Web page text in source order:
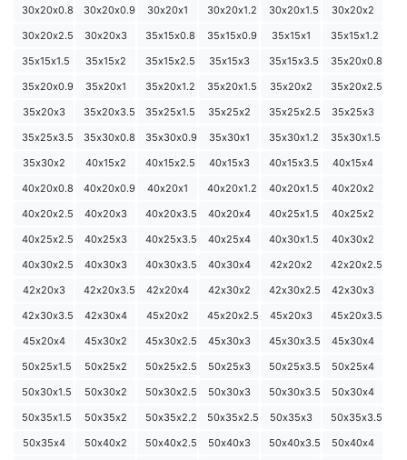
30х20х0.8
30х20х0.9 30х20х1 30х20х1.2 30х20х1.5
30х20х2
30х20х2.5
30х20х3 35х15х0.8 35х15х0.9 35х15х1
35х15х1.2
35х15х1.5
35х15х2 35х15х2.5 35х15х3 35х15х3.5
35х20х0.8
35х20х0.9
35х20х1 35х20х1.2 35х20х1.5 35х20х2
35х20х2.5
35х20х3
35х20х3.5 35х25х1.5 35х25х2 35х25х2.5
35х25х3
35х25х3.5
35х30х0.8 35х30х0.9 35х30х1 35х30х1.2
35х30х1.5
35х30х2
40х15х2 40х15х2.5 40х15х3 40х15х3.5
40х15х4
40х20х0.8
40х20х0.9 40х20х1 40х20х1.2 40х20х1.5
40х20х2
40х20х2.5
40х20х3 40х20х3.5 40х20х4 40х25х1.5
40х25х2
40х25х2.5
40х25х3 40х25х3.5 40х25х4 40х30х1.5
40х30х2
40х30х2.5
40х30х3 40х30х3.5 40х30х4 42х20х2
42х20х2.5
42х20х3
42х20х3.5 42х20х4 42х30х2 42х30х2.5
42х30х3
42х30х3.5
42х30х4 45х20х2 45х20х2.5 45х20х3
45х20х3.5
45х20х4
45х30х2 45х30х2.5 45х30х3 45х30х3.5
45х30х4
50х25х1.5
50х25х2 50х25х2.5 50х25х3 50х25х3.5
50х25х4
50х30х1.5
50х30х2 50х30х2.5 50х30х3 50х30х3.5
50х30х4
50х35х1.5
50х35х2 50х35х2.2 50х35х2.5 50х35х3
50х35х3.5
50х35х4
50х40х2 50х40х2.5 50х40х3 50х40х3.5
50х40х4